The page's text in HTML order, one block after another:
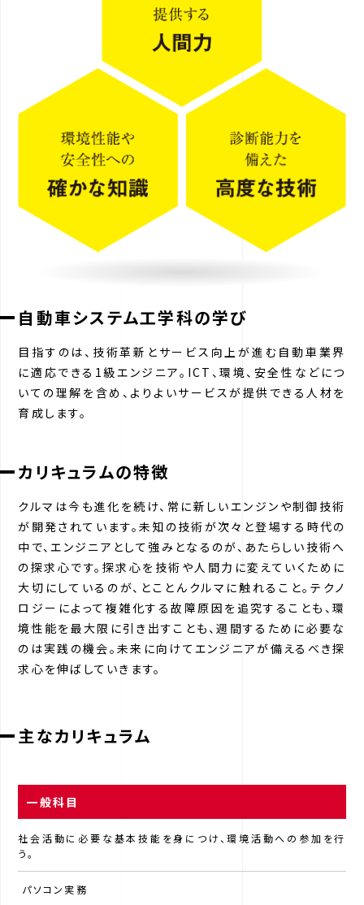
自動車システム工学科の学び
目指すのは、技術革新とサービス向上が進む自動車業界
に適応できる1級エンジニア。ICT、環境、安全性などにつ
いての理解を含め、よりよいサービスが提供できる人材を
育成します。
カリキュラムの特徴
クルマは今も進化を続け、常に新しいエンジンや制御技術
が開発されています。未知の技術が次々と登場する時代の
中で、エンジニアとして強みとなるのが、あたらしい技術へ
の探求心です。探求心を技術や人間力に変えていくために
大切にしているのが、とことんクルマに触れること。テクノ
ロジーによって複雑化する故障原因を追究することも、環
境性能を最大限に引き出すことも、週間するために必要な
のは実践の機会。未来に向けてエンジニアが備えるべき探
求心を伸ばしていきます。
主なカリキュラム
一般科目
社会活動に必要な基本技能を身につけ、環境活動への参加を行
う。
パソコン実務